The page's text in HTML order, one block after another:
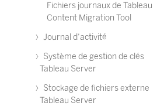
Fichiers journaux de Tableau
Content Migration Tool
Journal d’activité
Système de gestion de clés
Tableau Server
Stockage de fichiers externe
Tableau Server